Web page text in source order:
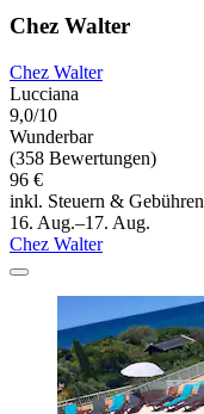
Chez Walter
Chez Walter
Lucciana
9,0/10
Wunderbar
(358 Bewertungen)
96 €
inkl. Steuern & Gebühren
16. Aug.–17. Aug.
Chez Walter